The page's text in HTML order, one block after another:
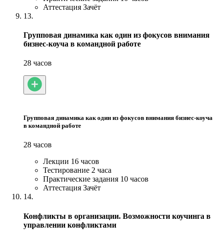
Аттестация Зачёт
13.
Групповая динамика как один из фокусов внимания
бизнес-коуча в командной работе
28 часов
Групповая динамика как один из фокусов внимания бизнес-коуча
в командной работе
28 часов
Лекции 16 часов
Тестирование 2 часа
Практические задания 10 часов
Аттестация Зачёт
14.
Конфликты в организации. Возможности коучинга в
управлении конфликтами